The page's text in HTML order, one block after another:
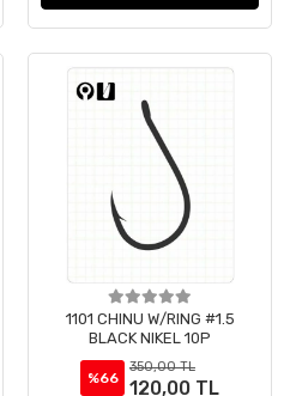
1101 CHINU W/RING #1.5
BLACK NIKEL 10P
%66
350,00 TL
120,00 TL